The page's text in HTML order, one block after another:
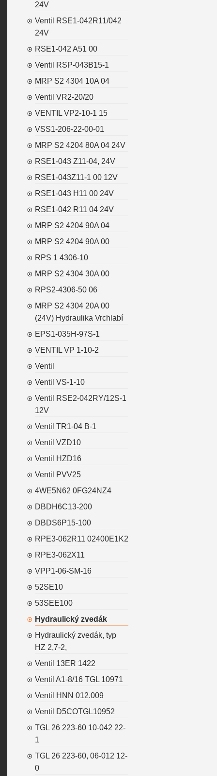
24V
Ventil RSE1-042R11/042
24V
RSE1-042 A51 00
Ventil RSP-043B15-1
MRP S2 4304 10A 04
Ventil VR2-20/20
VENTIL VP2-10-1 15
VSS1-206-22-00-01
MRP S2 4204 80A 04 24V
RSE1-043 Z11-04, 24V
RSE1-043Z11-1 00 12V
RSE1-043 H11 00 24V
RSE1-042 R11 04 24V
MRP S2 4204 90A 04
MRP S2 4204 90A 00
RPS 1 4306-10
MRP S2 4304 30A 00
RPS2-4306-50 06
MRP S2 4304 20A 00
(24V) Hydraulika Vrchlabí
EPS1-035H-97S-1
VENTIL VP 1-10-2
Ventil
Ventil VS-1-10
Ventil RSE2-042RY/12S-1
12V
Ventil TR1-04 B-1
Ventil VZD10
Ventil HZD16
Ventil PVV25
4WE5N62 0FG24NZ4
DBDH6C13-200
DBDS6P15-100
RPE3-062R11 02400E1K2
RPE3-062X11
VPP1-06-SM-16
52SE10
53SEE100
Hydraulický zvedák
Hydraulický zvedák, typ
HZ 2,7-2,
Ventil 13ER 1422
Ventil A1-8/16 TGL 10971
Ventil HNN 012.009
Ventil D5COTGL10952
TGL 26 223-60 10-042 22-
1
TGL 26 223-60, 06-012 12-
0